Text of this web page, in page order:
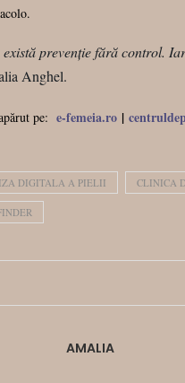
există prevenție fără control.
Anghel.
pe: e-femeia.ro |
DIGITALA A PIELII CLINICA
AMALIA